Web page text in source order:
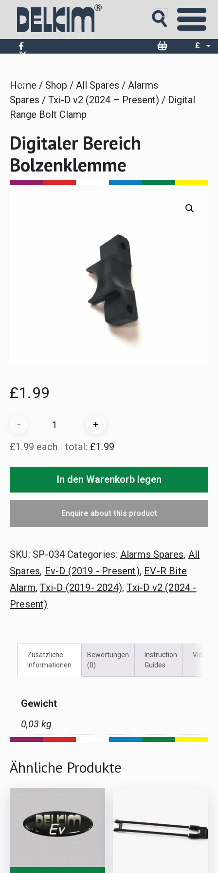
Skip
content
£
Home / Shop / All Spares / Alarms
Spares / Txi-D v2 (2024 – Present) / Digital
Range Bolt Clamp
Digitaler Bereich
Bolzenklemme
£1.99
-
Digitaler
Bolzenklemme
Menge
+
£1.99 each
total: £1.99
In den Warenkorb legen
Enquire about this product
SKU: SP-034 Categories: Alarms Spares, All
Spares, Ev-D (2019 - Present), EV-R Bite
Alarm,Txi-D (2019- 2024),Txi-D v2 (2024 -
Present)
Zusätzliche
Informationen
Bewertungen
(0)
Instruction
Guides
Videos
Gewicht
0,03 kg
Ähnliche Produkte